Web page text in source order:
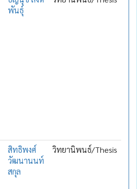
พันธุ์
สิทธิพงศ์
วัฒนานนท์
สกุล
วิทยานิพนธ์/Thesis